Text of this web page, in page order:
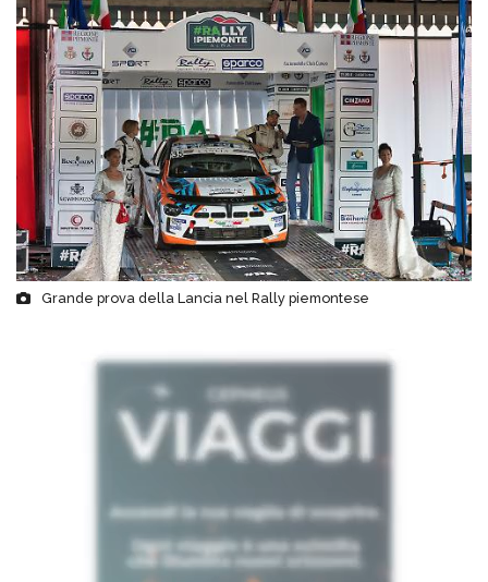
Grande prova della Lancia nel Rally piemontese